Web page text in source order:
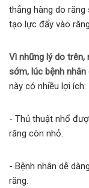
thẳng hàng do
tạo lực đẩy vào
Vì những lý do
sớm, lúc bệnh
này có nhiều lợi ích:
- Thủ thuật nhổ
răng còn nhỏ.
- Bệnh nhân dễ
răng.